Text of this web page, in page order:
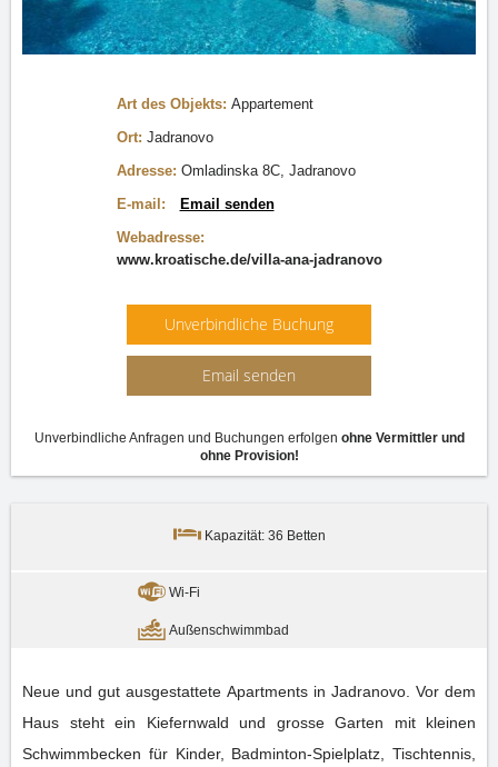
Art des Objekts: Appartement
Ort: Jadranovo
Adresse: Omladinska 8C, Jadranovo
E-mail:
Email senden
Webadresse:
www.kroatische.de/villa-ana-jadranovo
Unverbindliche Buchung
Email senden
Unverbindliche Anfragen und Buchungen erfolgen ohne Vermittler und
ohne Provision!
Kapazität: 36 Betten
Wi-Fi
Außenschwimmbad
Neue und gut ausgestattete Apartments in Jadranovo. Vor dem
Haus steht ein Kiefernwald und grosse Garten mit kleinen
Schwimmbecken für Kinder, Badminton-Spielplatz, Tischtennis,